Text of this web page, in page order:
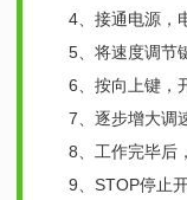
4、接通电源，
5、将速度调节
6、按向上键，
7、逐步增大调
8、工作完毕后
9、STOP停止